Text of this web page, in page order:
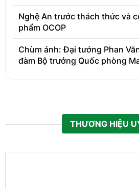
Nghệ An trước thách thức và
phẩm OCOP
Chùm ảnh: Đại tướng Phan
đàm Bộ trưởng Quốc phòng
THƯƠNG HIỆU